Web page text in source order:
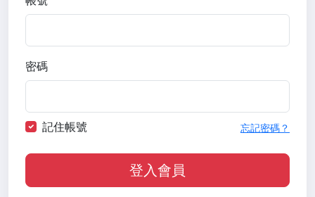
密碼
記住帳號 忘記密碼？
登入會員